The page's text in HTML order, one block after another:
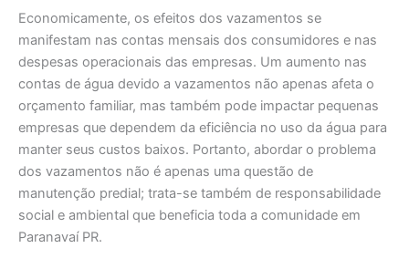
Economicamente, os efeitos dos vazamentos se
manifestam nas contas mensais dos consumidores e nas
despesas operacionais das empresas. Um aumento nas
contas de água devido a vazamentos não apenas afeta o
orçamento familiar, mas também pode impactar pequenas
empresas que dependem da eficiência no uso da água para
manter seus custos baixos. Portanto, abordar o problema
dos vazamentos não é apenas uma questão de
manutenção predial; trata-se também de responsabilidade
social e ambiental que beneficia toda a comunidade em
Paranavaí PR.